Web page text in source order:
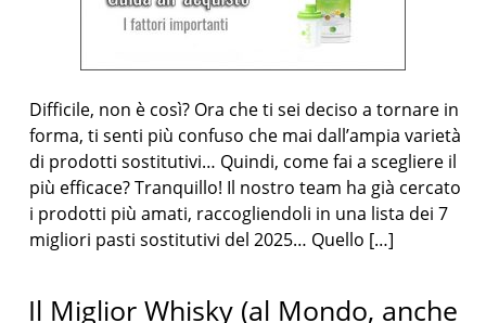
Difficile, non è così? Ora che ti sei deciso a tornare in
forma, ti senti più confuso che mai dall’ampia varietà
di prodotti sostitutivi… Quindi, come fai a scegliere il
più efficace? Tranquillo! Il nostro team ha già cercato
i prodotti più amati, raccogliendoli in una lista dei 7
migliori pasti sostitutivi del 2025… Quello […]
Il Miglior Whisky (al Mondo, anche